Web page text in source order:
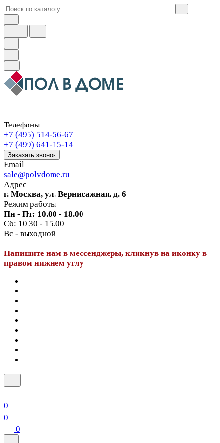
Телефоны
+7 (495) 514-56-67
+7 (499) 641-15-14
Заказать звонок
Email
sale@polvdome.ru
Адрес
г. Москва, ул. Вернисажная, д. 6
Режим работы
Пн - Пт: 10.00 - 18.00
Сб: 10.30 - 15.00
Вс - выходной
Напишите нам в мессенджеры, кликнув на иконку в
правом нижнем углу
0
0
0